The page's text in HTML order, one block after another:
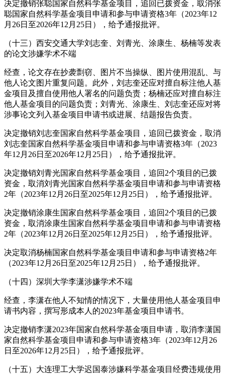
决定撤销张聪国家自然科学基金项目，追回已拨资金，取消张
聪国家自然科学基金项目申请和参与申请资格3年（2023年12
月26日至2026年12月25日），给予通报批评。
（十三）西安交通大学刘志奎、刘青光、涂康生、杨楠等发表
的论文涉嫌学术不端
经查，论文存在抄袭剽窃、图片不当操纵、图片使用混乱、与
他人论文图片重复问题。此外，刘志奎还应对擅自标注他人基
金项目及擅自使用他人署名的问题负责；杨楠还应对擅自标注
他人基金项目的问题负责；刘青光、涂康生、刘志奎还应对将
涉事论文列入基金项目申请书或进展、结题报告负责。
决定撤销刘志奎国家自然科学基金项目，追回已拨资金，取消
刘志奎国家自然科学基金项目申请和参与申请资格3年（2023
年12月26日至2026年12月25日），给予通报批评。
决定撤销刘青光国家自然科学基金项目，追回2个项目的已拨
资金，取消刘青光国家自然科学基金项目申请和参与申请资格
2年（2023年12月26日至2025年12月25日），给予通报批评。
决定撤销涂康生国家自然科学基金项目，追回2个项目的已拨
资金，取消涂康生国家自然科学基金项目申请和参与申请资格
2年（2023年12月26日至2025年12月25日），给予通报批评。
决定取消杨楠国家自然科学基金项目申请和参与申请资格2年
（2023年12月26日至2025年12月25日），给予通报批评。
（十四）深圳大学李潇涉嫌学术不端
经查，李潇在他人不知情的情况下，大量使用他人基金项目申
请书内容，撰写形成本人的2023年基金项目申请书。
决定撤销李潇2023年国家自然科学基金项目申请，取消李潇国
家自然科学基金项目申请和参与申请资格3年（2023年12月26
日至2026年12月25日），给予通报批评。
（十五）大连理工大学迟国泰涉嫌科学基金项目经费违规使用